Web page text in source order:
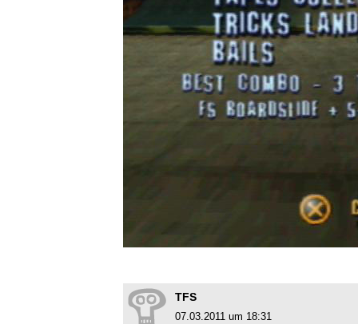
TFS
07.03.2011 um 18:31